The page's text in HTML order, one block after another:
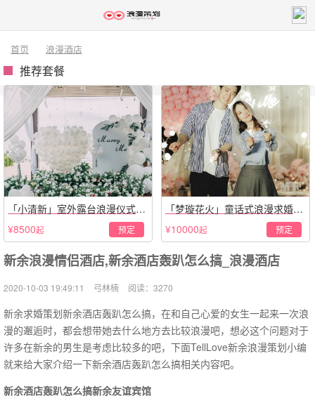
首页 浪漫酒店
推荐套餐
「小清新」室外露台浪漫仪式策
划
¥8500起 预定
「梦璇花火」童话式浪漫求婚仪
式
¥10000起 预定
新余浪漫情侣酒店,新余酒店轰趴怎么搞_浪漫酒店
2020-10-03 19:49:11 弓林楠 阅读：3270
新余求婚策划新余酒店轰趴怎么搞，在和自己心爱的女生一起来一次浪
漫的邂逅时，都会想带她去什么地方去比较浪漫吧，想必这个问题对于
许多在新余的男生是考虑比较多的吧，下面TellLove新余浪漫策划小编
就来给大家介绍一下新余酒店轰趴怎么搞相关内容吧。
新余酒店轰趴怎么搞新余友谊宾馆